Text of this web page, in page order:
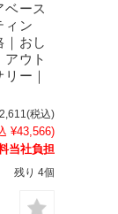
ベース
ィン
｜おし
ウト
ー｜
(税込)
¥43,566)
当社負担
残り 4個